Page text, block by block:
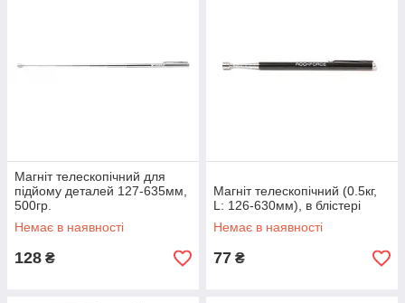
Магніт телескопічний для
підйому деталей 127-635мм,
500гр.
Немає в наявності
128 ₴
Магніт телескопічний (0.5кг,
L: 126-630мм), в блістері
Немає в наявності
77 ₴